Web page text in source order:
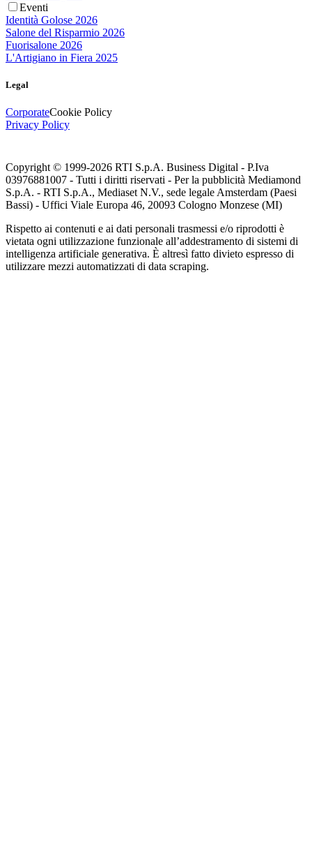
Eventi
Identità Golose 2026
Salone del Risparmio 2026
Fuorisalone 2026
L'Artigiano in Fiera 2025
Legal
CorporateCookie Policy
Privacy Policy
Copyright © 1999-2026 RTI S.p.A. Business Digital - P.Iva
03976881007 - Tutti i diritti riservati - Per la pubblicità Mediamond
S.p.A. - RTI S.p.A., Mediaset N.V., sede legale Amsterdam (Paesi
Bassi) - Uffici Viale Europa 46, 20093 Cologno Monzese (MI)
Rispetto ai contenuti e ai dati personali trasmessi e/o riprodotti è
vietata ogni utilizzazione funzionale all’addestramento di sistemi di
intelligenza artificiale generativa. È altresì fatto divieto espresso di
utilizzare mezzi automatizzati di data scraping.